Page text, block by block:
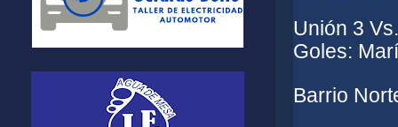
Unión 3
Goles:
Barrio